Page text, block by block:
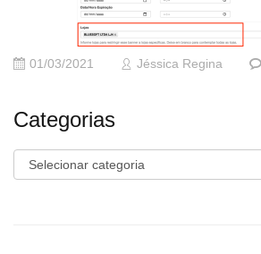
01/03/2021 Jéssica Regina
Categorias
Categorias